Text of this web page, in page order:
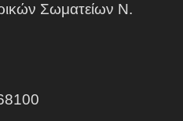
Σωματείων Ν.